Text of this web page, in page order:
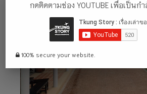
กดติดตามช่อง YOUTUBE เพื่อเป็นก
100% secure your website.